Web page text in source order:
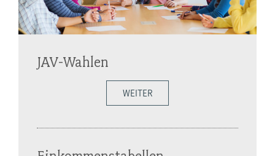
JAV-Wahlen
WEITER